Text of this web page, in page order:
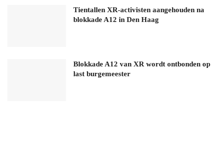
Tientallen XR-activisten aangehouden na
blokkade A12 in Den Haag
Blokkade A12 van XR wordt ontbonden op
last burgemeester